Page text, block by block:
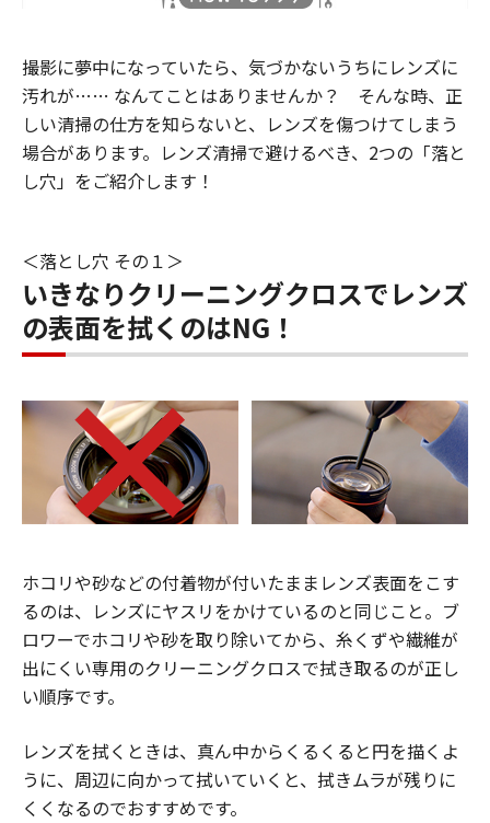
撮影に夢中になっていたら、気づかないうちにレンズに
汚れが…… なんてことはありませんか？ そんな時、正
しい清掃の仕方を知らないと、レンズを傷つけてしまう
場合があります。レンズ清掃で避けるべき、2つの「落と
し穴」をご紹介します！
＜落とし穴 その１＞
いきなりクリーニングクロスでレンズ
の表面を拭くのはNG！
ホコリや砂などの付着物が付いたままレンズ表面をこす
るのは、レンズにヤスリをかけているのと同じこと。ブ
ロワーでホコリや砂を取り除いてから、糸くずや繊維が
出にくい専用のクリーニングクロスで拭き取るのが正し
い順序です。
レンズを拭くときは、真ん中からくるくると円を描くよ
うに、周辺に向かって拭いていくと、拭きムラが残りに
くくなるのでおすすめです。